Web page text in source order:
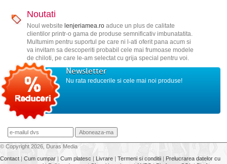
Noutati
Noul website lenjeriamea.roaduce un plus de calitate
clientilor printr-o gama de produse semnificativ imbunatatita.
Multumim pentru suportul pe care ni l-ati oferit pana acum si
va invitam sa descoperiti probabil cele mai frumoase modele
de chiloti, pe care le-am selectat cu grija special pentru voi.
Newsletter
Nu rata reducerile si cele mai noi produse!
© Copyright 2026, Duras Media
Contact | Cum cumpar | Cum platesc | Livrare | Termeni si conditii | Prelucrarea datelor cu